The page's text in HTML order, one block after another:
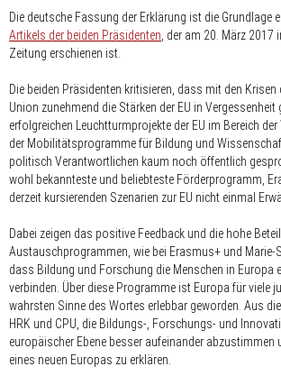
Die deutsche Fassung der Erklärung ist die Grundlage
Artikels der beiden Präsidenten , der am 20. März
Zeitung erschienen ist.
Die beiden Präsidenten kritisieren, dass mit den Krisen
Union zunehmend die Stärken der EU in Vergessenheit
erfolgreichen Leuchtturmprojekte der EU im Bereich
der Mobilitätsprogramme für Bildung und
politisch Verantwortlichen kaum noch öffentlich
wohl bekannteste und beliebteste Förderprogramm,
derzeit kursierenden Szenarien zur EU nicht einmal
Dabei zeigen das positive Feedback und die hohe
Austauschprogrammen, wie bei Erasmus+ und Marie-
dass Bildung und Forschung die Menschen in Europa
verbinden. Über diese Programme ist Europa für viele
wahrsten Sinne des Wortes erlebbar geworden. Aus
HRK und CPU, die Bildungs-, Forschungs- und
europäischer Ebene besser aufeinander abzustimmen
eines neuen Europas zu erklären.